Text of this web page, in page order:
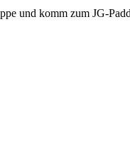
und komm zum JG-